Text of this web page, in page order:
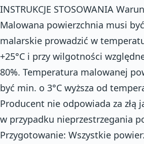
INSTRUKCJE STOSOWANIA
Malowana powierzchnia musi
malarskie prowadzić w
+25°C i przy wilgotności
80%. Temperatura malowanej
być min. o 3°C wyższa od
Producent nie odpowiada za złą
w przypadku nieprzestrzegania
Przygotowanie: Wszystkie